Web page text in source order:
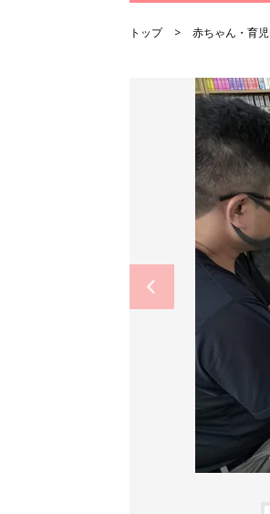
トップ 赤ちゃん・育児